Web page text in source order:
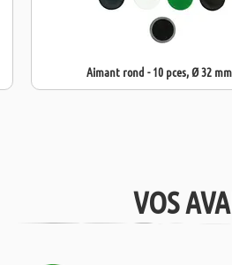
Aimant rond - 10 pces, Ø 32 mm
VOS